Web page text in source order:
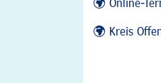
Kreis